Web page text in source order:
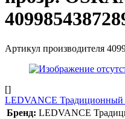
Артикул производителя
[]
LEDVANCE Традиционный
Бренд: LEDVANCE